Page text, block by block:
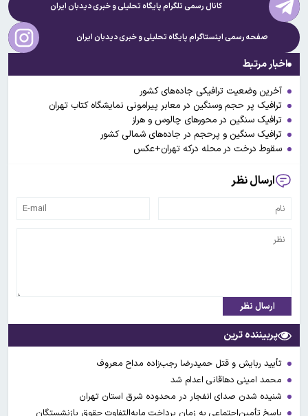
کانال رسمی تلگرام پایگاه تحلیلی و خبریدیدبان ایران
صفحه رسمی اینستاگرام پایگاه تحلیلی و خبریدیدبان ایران
اخبار مرتبط
آخرین وضعیت ترافیکی جاده‌های کشور
ترافیک پر حجم وسنگین در معابر پیرامونی نمایشگاه کتاب تهران
ترافیک سنگین در محورهای چالوس و هراز
ترافیک سنگین و پرحجم در جاده‌های شمالی کشور
سقوط درخت در محله درکه تهران+عکس
ارسال نظر
ارسال نظر
پربیننده ترین
تأیید ربایش و قتل حمیدرضا رجب‌زاده مداح معروف
محمد امینی دهاقانی اعدام شد
شنیده شدن صدای انفجار در محدوده شرق استان تهران
پاسخ تأمین‌اجتماعی به زمان پرداخت مابه‌التفاوت حقوق بازنشستگان